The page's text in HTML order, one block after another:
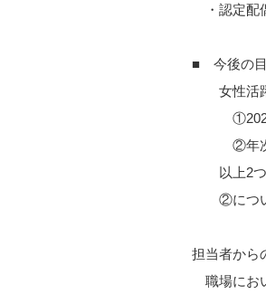
・認定配
■ 今後の
女性活躍
①2025年
②年次有
以上2つ
②につい
担当者から
職場にお